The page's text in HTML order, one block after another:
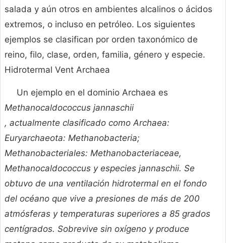
salada y aún otros en ambientes alcalinos o ácidos
extremos, o incluso en petróleo. Los siguientes
ejemplos se clasifican por orden taxonómico de
reino, filo, clase, orden, familia, género y especie.
Hidrotermal Vent Archaea
Un ejemplo en el dominio Archaea es
Methanocaldococcus jannaschii
, actualmente clasificado como Archaea:
Euryarchaeota: Methanobacteria;
Methanobacteriales: Methanobacteriaceae,
Methanocaldococcus y especies jannaschii. Se
obtuvo de una ventilación hidrotermal en el fondo
del océano que vive a presiones de más de 200
atmósferas y temperaturas superiores a 85 grados
centígrados. Sobrevive sin oxígeno y produce